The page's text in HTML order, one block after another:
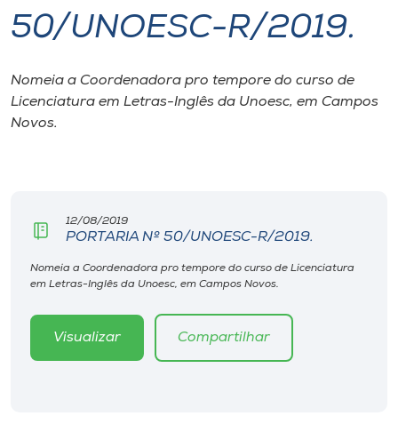
I.nova
Diplomados
Rádio
50/UNOESC-R/2019.
Nomeia a Coordenadora pro tempore do curso de
Licenciatura em Letras-Inglês da Unoesc, em Campos
Novos.
12/08/2019
PORTARIA Nº 50/UNOESC-R/2019.
Nomeia a Coordenadora pro tempore do curso de Licenciatura
em Letras-Inglês da Unoesc, em Campos Novos.
Visualizar Compartilhar